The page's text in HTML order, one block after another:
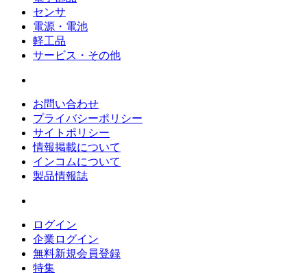
センサ
電源・電池
軽工品
サービス・その他
お問い合わせ
プライバシーポリシー
サイトポリシー
情報掲載について
インコムについて
製品情報誌
ログイン
企業ログイン
無料新規会員登録
特集